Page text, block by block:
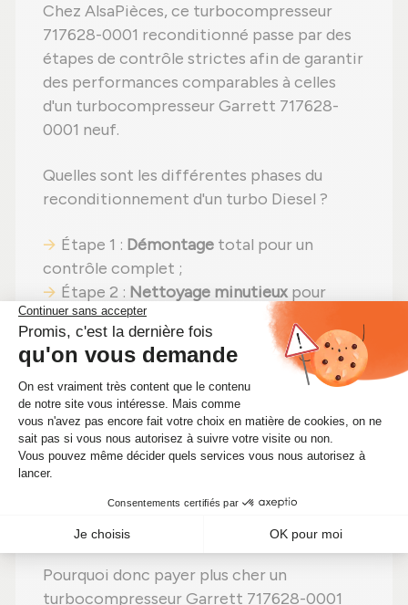
Chez AlsaPièces, ce turbocompresseur
717628-0001 reconditionné passe par des
étapes de contrôle strictes afin de garantir
des performances comparables à celles
d'un turbocompresseur Garrett 717628-
0001 neuf.
Quelles sont les différentes phases du
reconditionnement d'un turbo Diesel ?
Étape 1 : Démontage total pour un
contrôle complet ;
Étape 2 : Nettoyage minutieux pour
éliminer toute impureté ;
Étape 3 :Contrôle détaillé
de tous les
éléments ;
Étape 4 :Remplacement des pièces
abîméespar des pièces neuves ;
Étape 5 :Remontageavec des réglages
effectués selon les normes du constructeur
;
Étape 6 :Tests completssur banc d'essai
Schenck avant expédition.
Pourquoi donc payer plus cher un
turbocompresseur Garrett 717628-0001